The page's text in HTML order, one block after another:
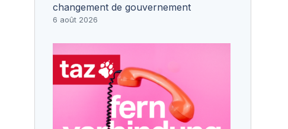
changement de gouvernement
6 août 2026